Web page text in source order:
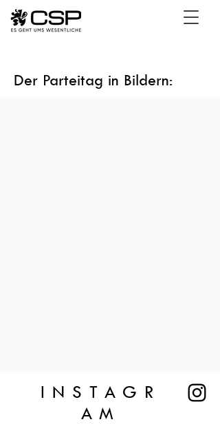
Der Parteitag in Bildern:
INSTAGR
AM